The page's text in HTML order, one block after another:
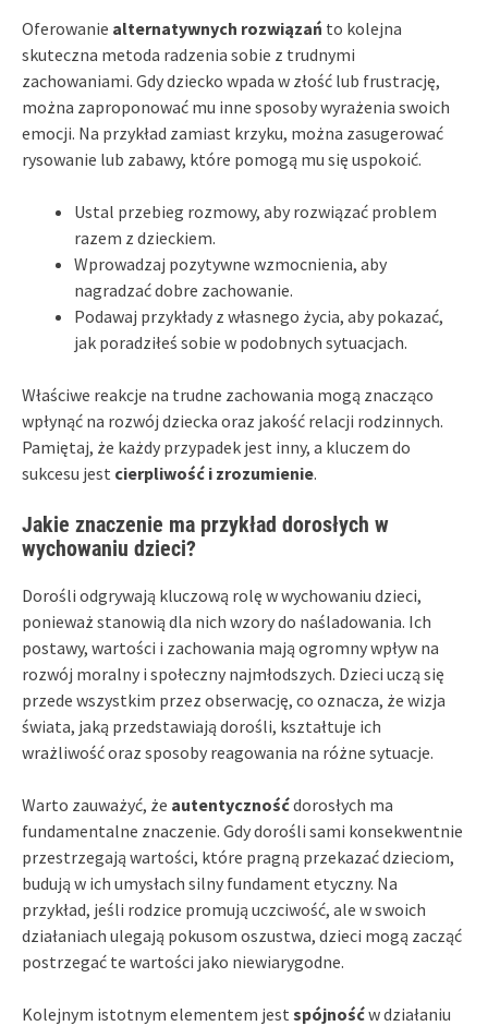
Oferowanie alternatywnych rozwiązań to kolejna
skuteczna metoda radzenia sobie z trudnymi
zachowaniami. Gdy dziecko wpada w złość lub frustrację,
można zaproponować mu inne sposoby wyrażenia swoich
emocji. Na przykład zamiast krzyku, można zasugerować
rysowanie lub zabawy, które pomogą mu się uspokoić.
Ustal przebieg rozmowy, aby rozwiązać problem
razem z dzieckiem.
Wprowadzaj pozytywne wzmocnienia, aby
nagradzać dobre zachowanie.
Podawaj przykłady z własnego życia, aby pokazać,
jak poradziłeś sobie w podobnych sytuacjach.
Właściwe reakcje na trudne zachowania mogą znacząco
wpłynąć na rozwój dziecka oraz jakość relacji rodzinnych.
Pamiętaj, że każdy przypadek jest inny, a kluczem do
sukcesu jest cierpliwość i zrozumienie.
Jakie znaczenie ma przykład dorosłych w
wychowaniu dzieci?
Dorośli odgrywają kluczową rolę w wychowaniu dzieci,
ponieważ stanowią dla nich wzory do naśladowania. Ich
postawy, wartości i zachowania mają ogromny wpływ na
rozwój moralny i społeczny najmłodszych. Dzieci uczą się
przede wszystkim przez obserwację, co oznacza, że wizja
świata, jaką przedstawiają dorośli, kształtuje ich
wrażliwość oraz sposoby reagowania na różne sytuacje.
Warto zauważyć, że autentycznośćdorosłych ma
fundamentalne znaczenie. Gdy dorośli sami konsekwentnie
przestrzegają wartości, które pragną przekazać dzieciom,
budują w ich umysłach silny fundament etyczny. Na
przykład, jeśli rodzice promują uczciwość, ale w swoich
działaniach ulegają pokusom oszustwa, dzieci mogą zacząć
postrzegać te wartości jako niewiarygodne.
Kolejnym istotnym elementem jest spójnośćw działaniu